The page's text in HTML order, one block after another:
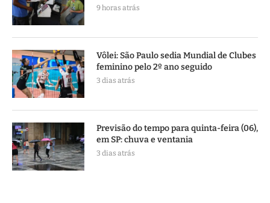
9 horas atrás
Vôlei: São Paulo sedia Mundial de Clubes
feminino pelo 2º ano seguido
3 dias atrás
Previsão do tempo para quinta-feira (06),
em SP: chuva e ventania
3 dias atrás